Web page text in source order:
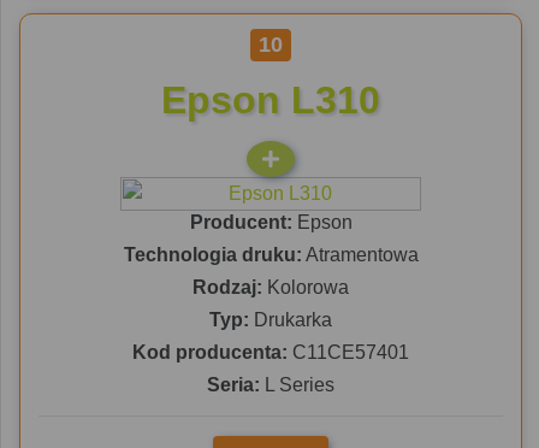
10
Epson L310
Producent: Epson
Technologia druku: Atramentowa
Rodzaj: Kolorowa
Typ: Drukarka
Kod producenta: C11CE57401
Seria: L Series